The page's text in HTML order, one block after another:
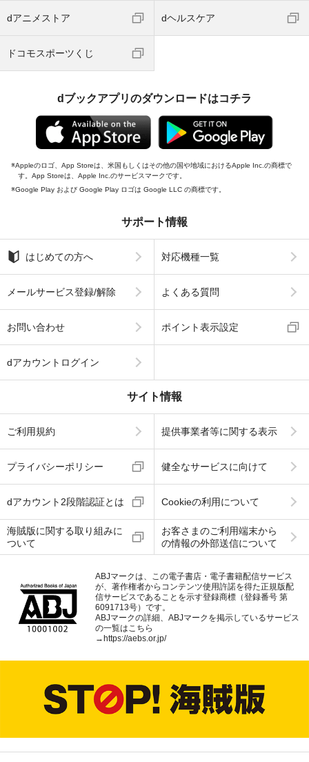
dアニメストア dヘルスケア
ドコモスポーツくじ
dブックアプリのダウンロードはコチラ
Appleのロゴ、App Storeは、米国もしくはその他の国や地域におけるApple Inc.の商標で
す。App Storeは、Apple Inc.のサービスマークです。
Google Play および Google Play ロゴは Google LLC の商標です。
サポート情報
はじめての方へ 対応機種一覧
メールサービス登録/解除 よくある質問
お問い合わせ ポイント表示設定
dアカウントログイン
サイト情報
ご利用規約 提供事業者等に関する表示
プライバシーポリシー 健全なサービスに向けて
dアカウント2段階認証とは Cookieの利用について
海賊版に関する取り組みに
ついて
お客さまのご利用端末から
の情報の外部送信について
ABJマークは、この電子書店・電子書籍配信サービス
が、著作権者からコンテンツ使用許諾を得た正規版配
信サービスであることを示す登録商標（登録番号 第
6091713号）です。
ABJマークの詳細、ABJマークを掲示しているサービス
の一覧はこちら
→ https://aebs.or.jp/